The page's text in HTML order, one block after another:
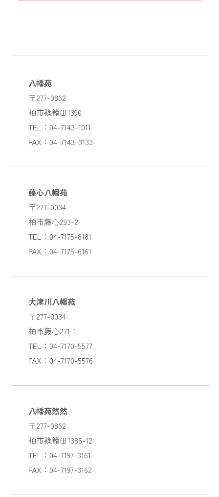
八幡苑
〒277-0862
柏市篠籠田1390
TEL：04-7143-1011
FAX：04-7143-3133
藤心八幡苑
〒277-0034
柏市藤心293-2
TEL：04-7175-8181
FAX：04-7175-6161
大津川八幡苑
〒277-0034
柏市藤心271-1
TEL：04-7170-5577
FAX：04-7170-5576
八幡苑然然
〒277-0862
柏市篠籠田1386-12
TEL：04-7197-3161
FAX：04-7197-3162